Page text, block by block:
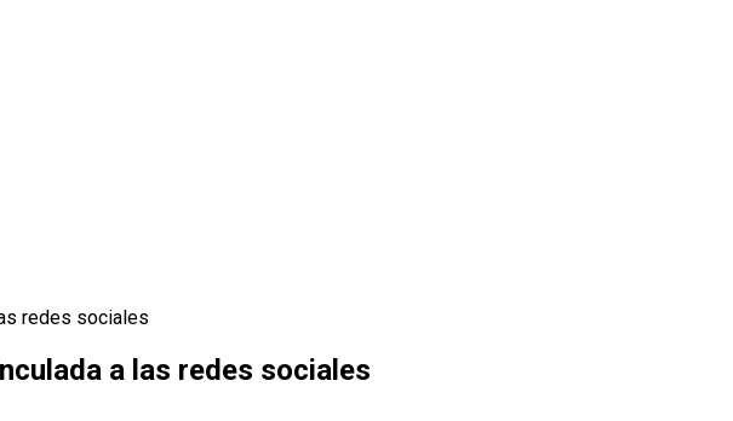
redes sociales
a las redes sociales